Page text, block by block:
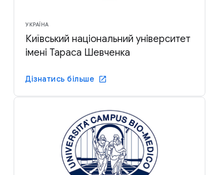
УКРАЇНА
Київський національний університет
імені Тараса Шевченка
Дізнатись більше